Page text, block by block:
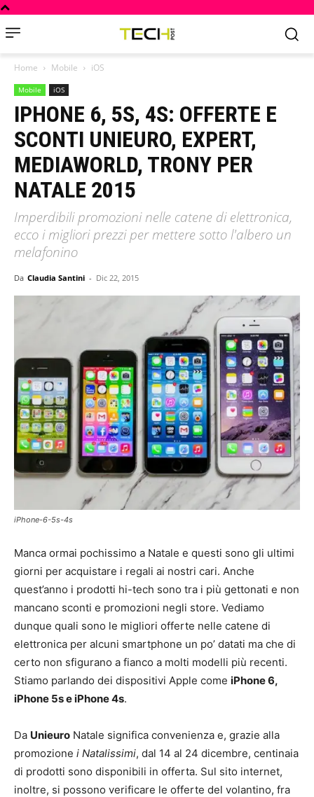
Home Mobile iOS
Mobile iOS
IPHONE 6, 5S, 4S: OFFERTE E
SCONTI UNIEURO, EXPERT,
MEDIAWORLD, TRONY PER
NATALE 2015
Imperdibili promozioni nelle catene di elettronica,
ecco i migliori prezzi per mettere sotto l'albero un
melafonino
Da Claudia Santini - Dic 22, 2015
iPhone-6-5s-4s
Manca ormai pochissimo a Natale e questi sono gli ultimi
giorni per acquistare i regali ai nostri cari. Anche
quest’anno i prodotti hi-tech sono tra i più gettonati e non
mancano sconti e promozioni negli store. Vediamo
dunque quali sono le migliori offerte nelle catene di
elettronica per alcuni smartphone un po’ datati ma che di
certo non sfigurano a fianco a molti modelli più recenti.
Stiamo parlando dei dispositivi Apple come iPhone 6,
iPhone 5s e iPhone 4s.
Da Unieuro Natale significa convenienza e, grazie alla
promozione i Natalissimi, dal 14 al 24 dicembre, centinaia
di prodotti sono disponibili in offerta. Sul sito internet,
inoltre, si possono verificare le offerte del volantino, fra